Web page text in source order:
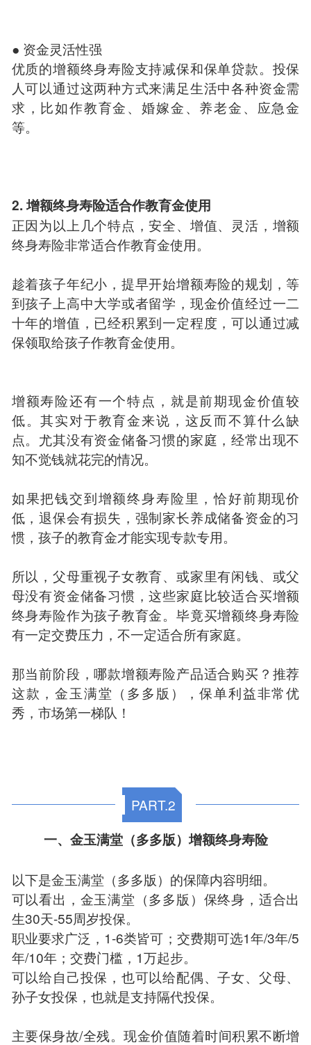
● 资金灵活性强
优质的增额终身寿险支持减保和保单贷款。投保
人可以通过这两种方式来满足生活中各种资金需
求，比如作教育金、婚嫁金、养老金、应急金
等。
2. 增额终身寿险适合作教育金使用
正因为以上几个特点，安全、增值、灵活，增额
终身寿险非常适合作教育金使用。
趁着孩子年纪小，提早开始增额寿险的规划，等
到孩子上高中大学或者留学，现金价值经过一二
十年的增值，已经积累到一定程度，可以通过减
保领取给孩子作教育金使用。
增额寿险还有一个特点，就是前期现金价值较
低。其实对于教育金来说，这反而不算什么缺
点。尤其没有资金储备习惯的家庭，经常出现不
知不觉钱就花完的情况。
如果把钱交到增额终身寿险里，恰好前期现价
低，退保会有损失，强制家长养成储备资金的习
惯，孩子的教育金才能实现专款专用。
所以，父母重视子女教育、或家里有闲钱、或父
母没有资金储备习惯，这些家庭比较适合买增额
终身寿险作为孩子教育金。毕竟买增额终身寿险
有一定交费压力，不一定适合所有家庭。
那当前阶段，哪款增额寿险产品适合购买？推荐
这款，金玉满堂（多多版），保单利益非常优
秀，市场第一梯队！
PART.2
一、金玉满堂（多多版）增额终身寿险
以下是金玉满堂（多多版）的保障内容明细。
可以看出，金玉满堂（多多版）保终身，适合出
生30天-55周岁投保。
职业要求广泛，1-6类皆可；交费期可选1年/3年/5
年/10年；交费门槛，1万起步。
可以给自己投保，也可以给配偶、子女、父母、
孙子女投保，也就是支持隔代投保。
主要保身故/全残。现金价值随着时间积累不断增